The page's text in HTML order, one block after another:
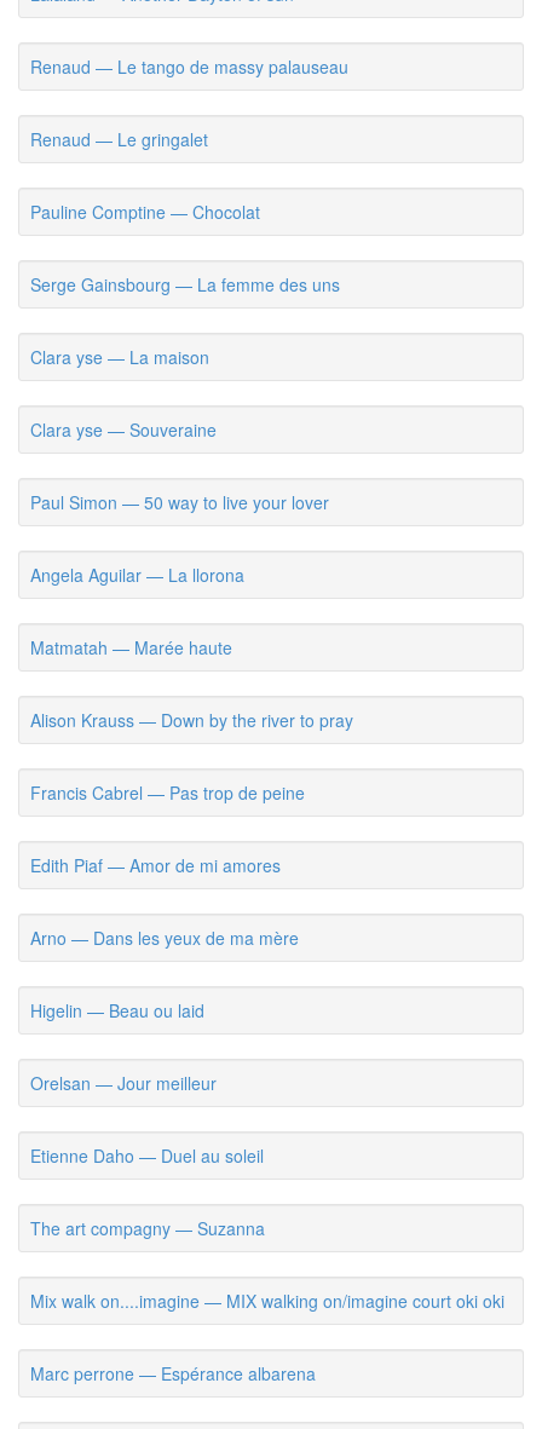
Renaud — Le tango de massy palauseau
Renaud — Le gringalet
Pauline Comptine — Chocolat
Serge Gainsbourg — La femme des uns
Clara yse — La maison
Clara yse — Souveraine
Paul Simon — 50 way to live your lover
Angela Aguilar — La llorona
Matmatah — Marée haute
Alison Krauss — Down by the river to pray
Francis Cabrel — Pas trop de peine
Edith Piaf — Amor de mi amores
Arno — Dans les yeux de ma mère
Higelin — Beau ou laid
Orelsan — Jour meilleur
Etienne Daho — Duel au soleil
The art compagny — Suzanna
Mix walk on....imagine — MIX walking on/imagine court oki oki
Marc perrone — Espérance albarena